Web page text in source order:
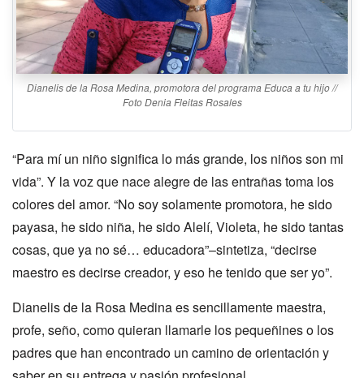
Dianelis de la Rosa Medina, promotora del programa Educa a tu hijo //
Foto Denia Fleitas Rosales
“Para mí un niño significa lo más grande, los niños son mi
vida”. Y la voz que nace alegre de las entrañas toma los
colores del amor. “No soy solamente promotora, he sido
payasa, he sido niña, he sido Alelí, Violeta, he sido tantas
cosas, que ya no sé… educadora”–sintetiza, “decirse
maestro es decirse creador, y eso he tenido que ser yo”.
Dianelis de la Rosa Medina es sencillamente maestra,
profe, seño, como quieran llamarle los pequeñines o los
padres que han encontrado un camino de orientación y